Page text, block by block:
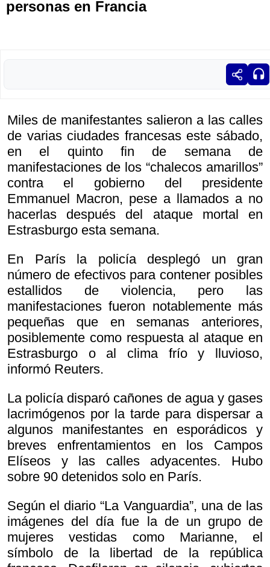
personas en Francia
Miles de manifestantes salieron a las calles
de varias ciudades francesas este sábado,
en el quinto fin de semana de
manifestaciones de los “chalecos amarillos”
contra el gobierno del presidente
Emmanuel Macron, pese a llamados a no
hacerlas después del ataque mortal en
Estrasburgo esta semana.
En París la policía desplegó un gran
número de efectivos para contener posibles
estallidos de violencia, pero las
manifestaciones fueron notablemente más
pequeñas que en semanas anteriores,
posiblemente como respuesta al ataque en
Estrasburgo o al clima frío y lluvioso,
informó Reuters.
La policía disparó cañones de agua y gases
lacrimógenos por la tarde para dispersar a
algunos manifestantes en esporádicos y
breves enfrentamientos en los Campos
Elíseos y las calles adyacentes. Hubo
sobre 90 detenidos solo en París.
Según el diario “La Vanguardia”, una de las
imágenes del día fue la de un grupo de
mujeres vestidas como Marianne, el
símbolo de la libertad de la república